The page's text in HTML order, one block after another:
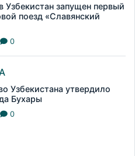
Узбекистан запущен первый
поезд «Славянский
0
Узбекистана утвердило
Бухары
0